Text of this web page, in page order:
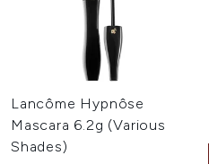
Lancôme Hypnôse
Mascara 6.2g (Various
Shades)